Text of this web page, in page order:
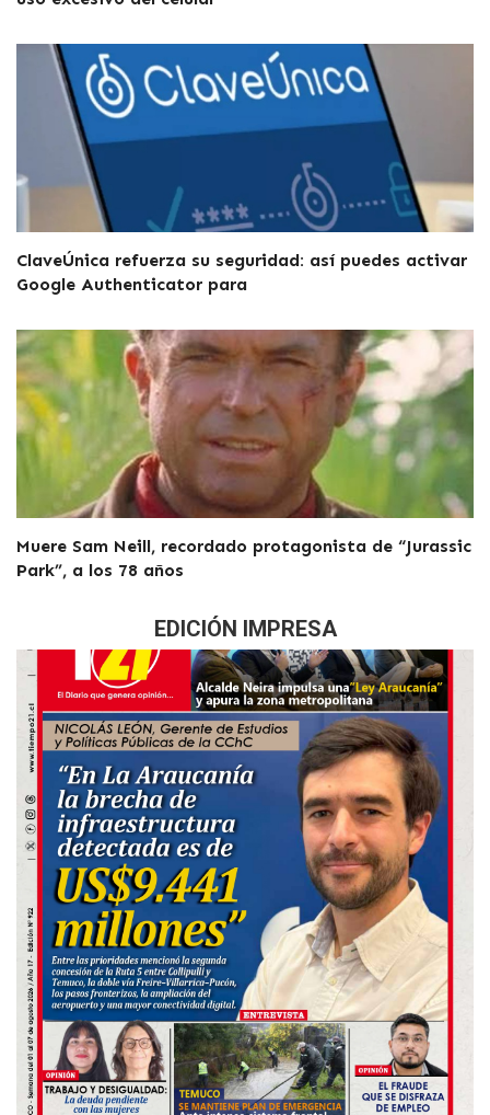
ClaveÚnica refuerza su seguridad: así puedes activar
Google Authenticator para
Muere Sam Neill, recordado protagonista de “Jurassic
Park”, a los 78 años
EDICIÓN IMPRESA